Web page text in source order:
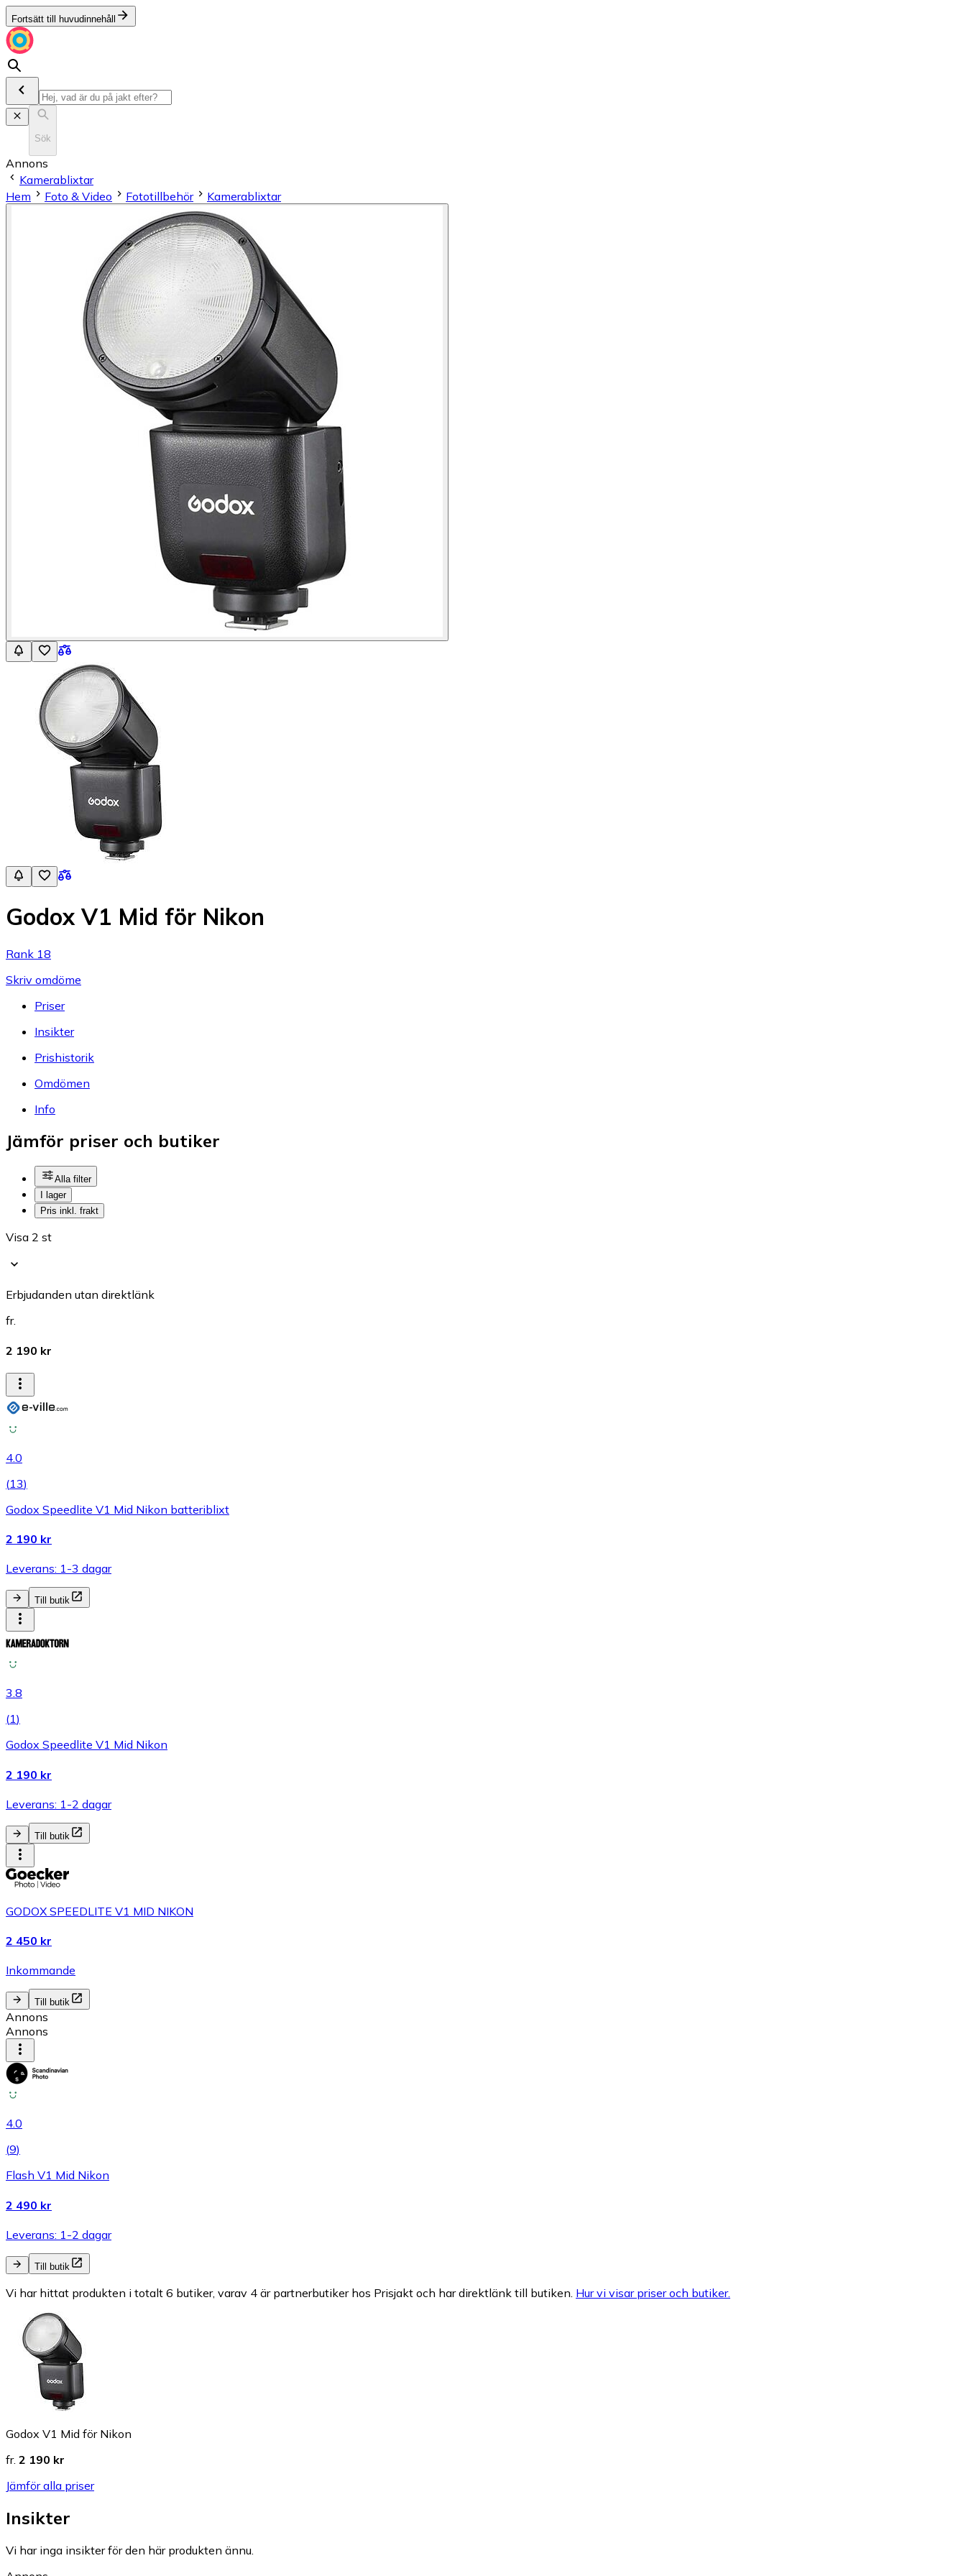
Fortsätt till huvudinnehåll
Sök
Annons
Kamerablixtar
Hem
Foto & Video Fototillbehör Kamerablixtar
Godox V1 Mid för Nikon
Rank 18
Skriv omdöme
Priser
Insikter
Prishistorik
Omdömen
Info
Jämför priser och butiker
Alla filter
I lager
Pris inkl. frakt
Visa 2 st
Erbjudanden utan direktlänk
fr.
2 190 kr
4.0
(13)
Godox Speedlite V1 Mid Nikon batteriblixt
2 190 kr
Leverans: 1-3 dagar
Till butik
3.8
(1)
Godox Speedlite V1 Mid Nikon
2 190 kr
Leverans: 1-2 dagar
Till butik
GODOX SPEEDLITE V1 MID NIKON
2 450 kr
Inkommande
Till butik
Annons
Annons
4.0
(9)
Flash V1 Mid Nikon
2 490 kr
Leverans: 1-2 dagar
Till butik
Vi har hittat produkten i totalt 6 butiker, varav 4 är partnerbutiker hos Prisjakt och har direktlänk till butiken. Hur vi visar priser och butiker.
Godox V1 Mid för Nikon
fr. 2 190 kr
Jämför alla priser
Insikter
Vi har inga insikter för den här produkten ännu.